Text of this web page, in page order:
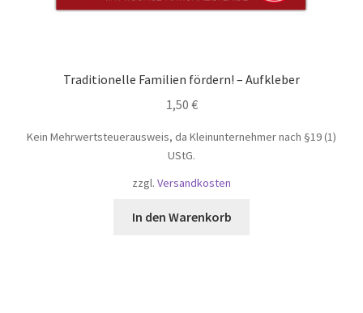
Traditionelle Familien fördern! – Aufkleber
1,50 €
Kein Mehrwertsteuerausweis, da Kleinunternehmer nach §19 (1)
UStG.
zzgl. Versandkosten
In den Warenkorb